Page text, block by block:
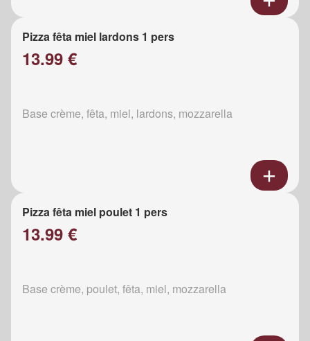
Pizza fêta miel lardons 1 pers
13.99 €
Base crème, fêta, miel, lardons, mozzarella
Pizza fêta miel poulet 1 pers
13.99 €
Base crème, poulet, fêta, miel, mozzarella